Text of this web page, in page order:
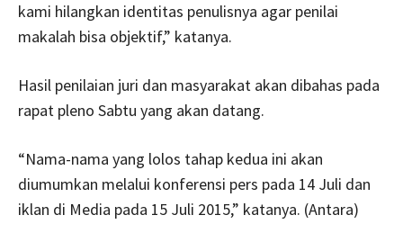
kami hilangkan identitas penulisnya agar penilai
makalah bisa objektif,” katanya.
Hasil penilaian juri dan masyarakat akan dibahas pada
rapat pleno Sabtu yang akan datang.
“Nama-nama yang lolos tahap kedua ini akan
diumumkan melalui konferensi pers pada 14 Juli dan
iklan di Media pada 15 Juli 2015,” katanya. (Antara)